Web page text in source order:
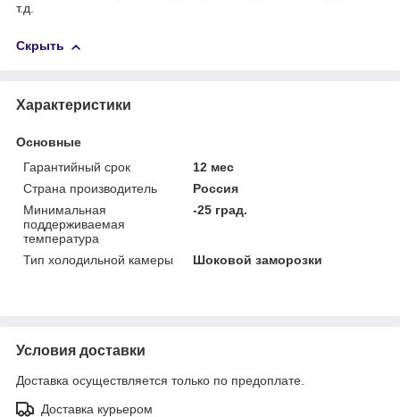
т.д.
Скрыть
Характеристики
Основные
Гарантийный срок
12 мес
Страна производитель
Россия
Минимальная
поддерживаемая
температура
-25 град.
Тип холодильной камеры Шоковой заморозки
Условия доставки
Доставка осуществляется только по предоплате.
Доставка курьером